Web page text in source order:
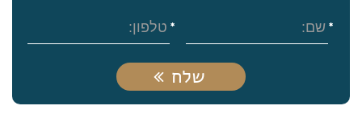
שלח